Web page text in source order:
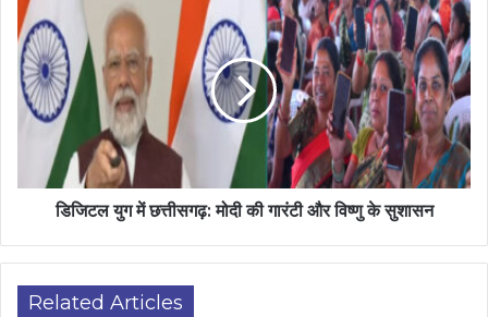
डिजिटल युग में छत्तीसगढ़: मोदी की गारंटी और विष्णु के सुशासन
Related Articles